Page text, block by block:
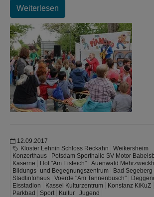
Weiterlesen
12.09.2017
Kloster Lehnin Schloss Reckahn
Weikersheim
Konzerthaus
Potsdam Sporthalle SV Motor
Kaserne
Hof "Am Eisteich" Auenwald
Bildungs- und Begegnungszentrum
Bad Segeberg
Stadtinfohaus
Voerde "Am Tannenbusch"
Eisstadion
Kassel Kulturzentrum Konstanz KiKuZ
Parkbad
Sport Kultur Jugend